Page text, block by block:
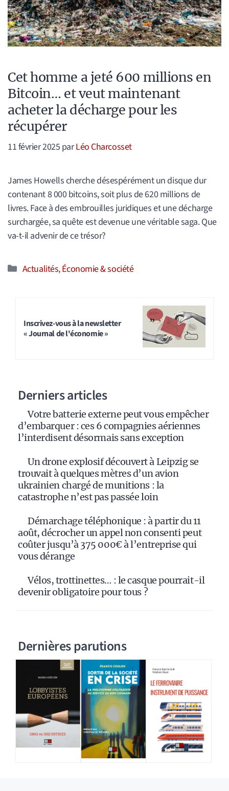
Cet homme a jeté 600 millions en
Bitcoin… et veut maintenant
acheter la décharge pour les
récupérer
11 février 2025 parLéo Charcosset
James Howells cherche désespérément un disque dur
contenant 8 000 bitcoins, soit plus de 620 millions de
livres. Face à des embrouilles juridiques et une décharge
surchargée, sa quête est devenue une véritable saga. Que
va-t-il advenir de ce trésor?
Catégories
Actualités,Économie & société
Inscrivez-vous à la newsletter
« Journal de l'économie »
Derniers articles
Votre batterie externe peut vous empêcher
d’embarquer : ces 6 compagnies aériennes
l’interdisent désormais sans exception
Un drone explosif découvert à Leipzig se
trouvait à quelques mètres d’un avion
ukrainien chargé de munitions : la
catastrophe n’est pas passée loin
Démarchage téléphonique : à partir du 11
août, décrocher un appel non consenti peut
coûter jusqu’à 375 000€ à l’entreprise qui
vous dérange
Vélos, trottinettes… : le casque pourrait-il
devenir obligatoire pour tous ?
Dernières parutions